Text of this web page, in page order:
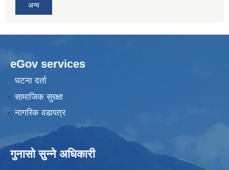
अन्य
eGov services
घटना दर्ता
सामाजिक सुरक्षा
नागरिक वडापत्र
गुनासो सुन्ने अधिकारी